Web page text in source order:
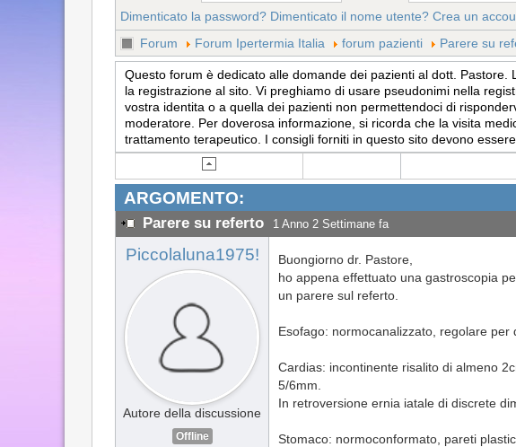
Dimenticato la password? Dimenticato il nome utente? Crea un
Forum
Forum Ipertermia Italia forum pazienti Parere su
Questo forum è dedicato alle domande dei pazienti al dott.
la registrazione al sito. Vi preghiamo di usare pseudonimi nella
vostra identita o a quella dei pazienti non permettendoci di
moderatore. Per doverosa informazione, si ricorda che la visita
trattamento terapeutico. I consigli forniti in questo sito devono
ARGOMENTO:
Parere su referto 1 Anno 2 Settimane fa
Piccolaluna1975!
Autore della discussione
Offline
Buongiorno dr. Pastore,
ho appena effettuato una gastroscopia
un parere sul referto.
Esofago: normocanalizzato, regolare per
Cardias: incontinente risalito di almeno
5/6mm.
In retroversione ernia iatale di discrete
Stomaco: normoconformato, pareti